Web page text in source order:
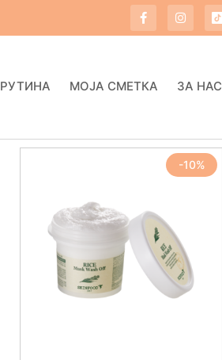
РУТИНА МОЈА СМЕТКА ЗА НАС
-10%